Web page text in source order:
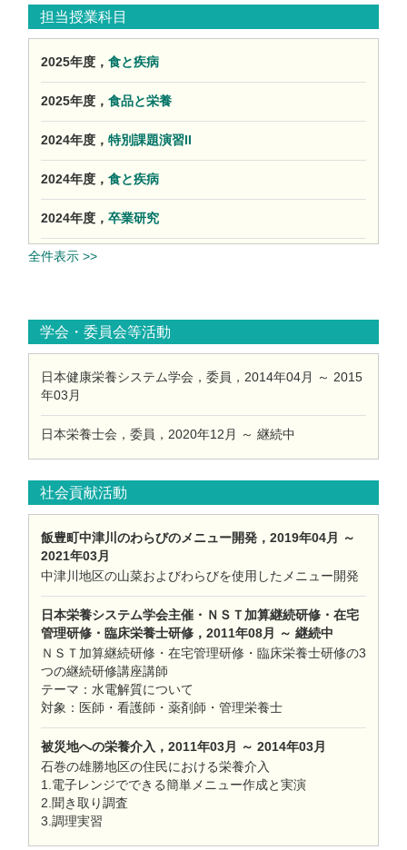
担当授業科目
2025年度， 食と疾病
2025年度， 食品と栄養
2024年度， 特別課題演習II
2024年度， 食と疾病
2024年度， 卒業研究
全件表示 >>
学会・委員会等活動
日本健康栄養システム学会，委員，2014年04月 ～ 2015
年03月
日本栄養士会，委員，2020年12月 ～ 継続中
社会貢献活動
飯豊町中津川のわらびのメニュー開発，2019年04月 ～
2021年03月
中津川地区の山菜およびわらびを使用したメニュー開発
日本栄養システム学会主催・ＮＳＴ加算継続研修・在宅
管理研修・臨床栄養士研修，2011年08月 ～ 継続中
ＮＳＴ加算継続研修・在宅管理研修・臨床栄養士研修の3
つの継続研修講座講師
テーマ：水電解質について
対象：医師・看護師・薬剤師・管理栄養士
被災地への栄養介入，2011年03月 ～ 2014年03月
石巻の雄勝地区の住民における栄養介入
1.電子レンジでできる簡単メニュー作成と実演
2.聞き取り調査
3.調理実習